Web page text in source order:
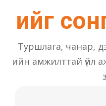
ийг
Туршлага, чанар,
ийн амжилттай үйл